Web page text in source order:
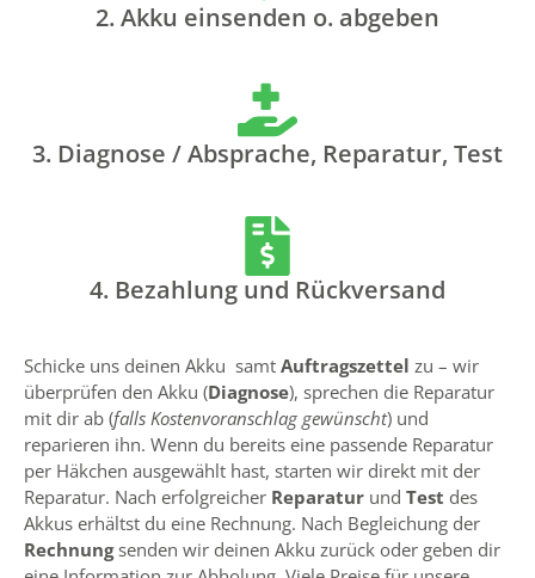
2. Akku einsenden o. abgeben
3. Diagnose / Absprache, Reparatur, Test
4. Bezahlung und Rückversand
Schicke uns deinen Akku samt Auftragszettel zu – wir
überprüfen den Akku (Diagnose), sprechen die Reparatur
mit dir ab (falls Kostenvoranschlag gewünscht) und
reparieren ihn. Wenn du bereits eine passende Reparatur
per Häkchen ausgewählt hast, starten wir direkt mit der
Reparatur. Nach erfolgreicher Reparatur und Test des
Akkus erhältst du eine Rechnung. Nach Begleichung der
Rechnungsenden wir deinen Akku zurück oder geben dir